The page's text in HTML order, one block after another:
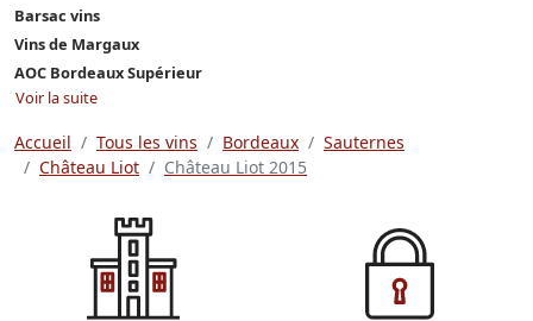
Barsac vins
Vins de Margaux
AOC Bordeaux Supérieur
Voir la suite
Accueil Tous les vins Bordeaux
Sauternes
Château Liot
Château Liot 2015